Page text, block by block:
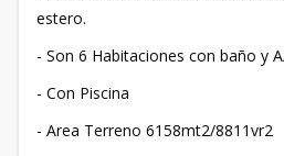
estero.
- Son 6 Habitaciones con baño y
- Con Piscina
- Area Terreno 6158mt2/8811vr2